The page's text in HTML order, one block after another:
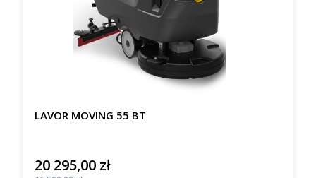
LAVOR MOVING 55 BT
Cena
20 295,00 zł